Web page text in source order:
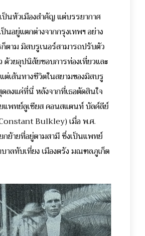
นหัวเมืองสำคัญ แต่บรรยากาศ
นอยู่แตกต่างจากกรุงเทพฯ อย่าง
ก็ตาม มิสบรูเนอร์สามารถปรับตัว
ด้วยอุปนิสัยชอบการท่องเที่ยวและ
ต่เส้นทางชีวิตในสยามของมิสบรู
ลงแค่ที่นี่ หลังจากที่เธอตัดสินใจ
แพทย์ลูเซียส คอนสแตนท์ บัลค์ลีย์
Bulkley) เมื่อ พ.ศ.
กย้ายที่อยู่ตามสามี ซึ่งเป็นแพทย์
าลทับเที่ยง เมืองตรัง มณฑลภูเก็ต